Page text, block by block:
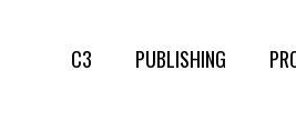
C3 PUBLISHING